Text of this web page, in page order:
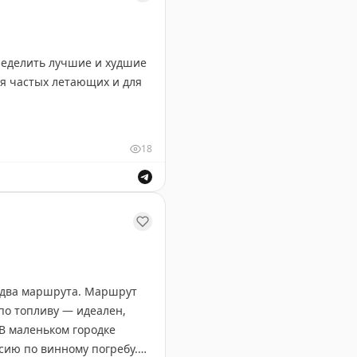
лучшие и худшие
частых летающих и для
Сити, Балтимор-
Сан-Диего,
18
маршрута. Маршрут
топливу — идеален,
маленьком городке
по винному погребу.